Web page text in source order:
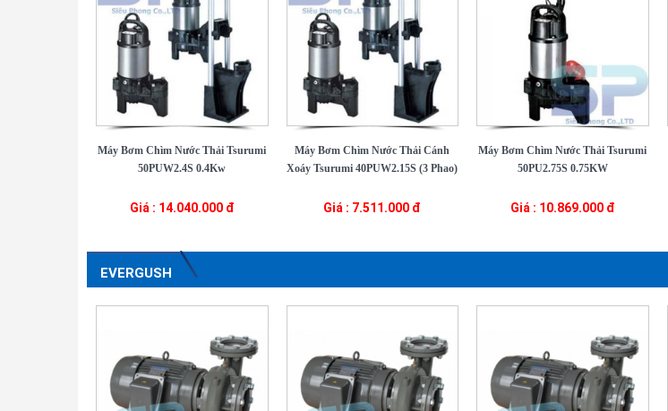
Máy Bơm Chìm Nước Thải Tsurumi
50PUW2.4S 0.4Kw
Giá : 14.040.000 đ
Máy Bơm Chìm Nước Thải Cánh
Xoáy Tsurumi 40PUW2.15S (3 Phao)
Giá : 7.511.000 đ
Máy Bơm Chìm Nước Thải Tsurumi
50PU2.75S 0.75KW
Giá : 10.869.000 đ
EVERGUSH